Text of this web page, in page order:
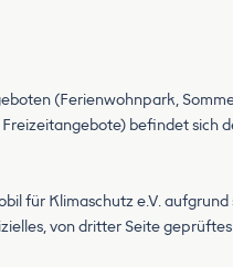
(Ferienwohnpark,
befindet sich
für Klimaschutz e.V.
von dritter Seite